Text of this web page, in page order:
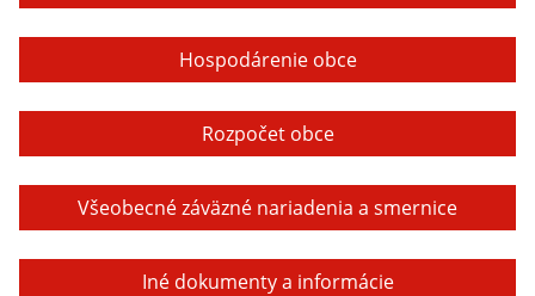
Hospodárenie obce
Rozpočet obce
Všeobecné záväzné nariadenia a smernice
Iné dokumenty a informácie